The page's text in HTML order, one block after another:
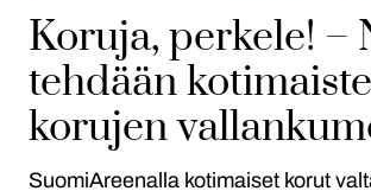
Koruja, perkele! –
tehdään
korujen
SuomiAreenalla kotimaiset korut